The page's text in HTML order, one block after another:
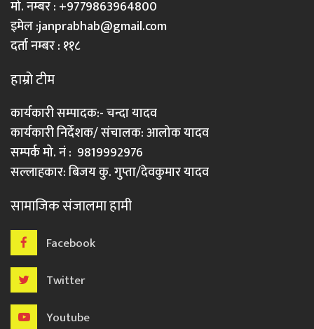
मो. नम्बर : +9779863964800
इमेल :janprabhab@gmail.com
दर्ता नम्बर : ११८
हाम्रो टीम
कार्यकारी सम्पादक:- चन्दा यादव
कार्यकारी निर्देशक/ संचालक: आलोक यादव
सम्पर्क मो. नं : 9819992976
सल्लाहकार: बिजय कु. गुप्ता/देवकुमार यादव
सामाजिक संजालमा हामी
Facebook
Twitter
Youtube